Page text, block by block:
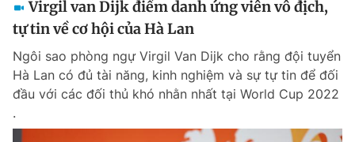
Virgil van Dijk điểm danh ứng viên vô địch,
tự tin về cơ hội của Hà Lan
Ngôi sao phòng ngự Virgil Van Dijk cho rằng đội tuyển
Hà Lan có đủ tài năng, kinh nghiệm và sự tự tin để đối
đầu với các đối thủ khó nhằn nhất tại World Cup 2022
.